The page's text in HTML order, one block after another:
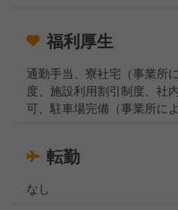
福利厚生
通勤手当、寮社宅（事業所
度、施設利用割引制度、社
可、駐車場完備（事業所によ
転勤
なし